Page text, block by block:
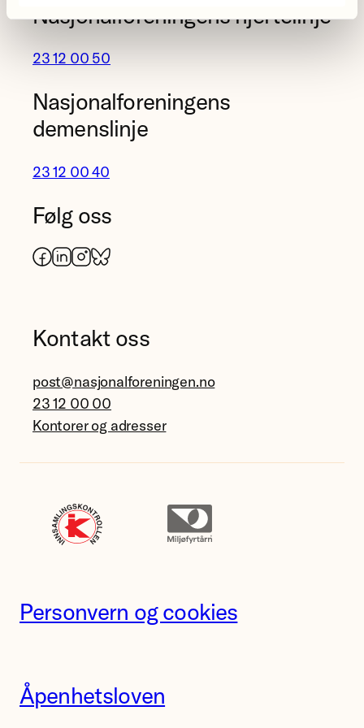
Nasjonalforeningens hjertelinje
23 12 00 50
Nasjonalforeningens
demenslinje
23 12 00 40
Følg oss
Facebook
LinkedIn
Instagram
Bluesky
Kontakt oss
post@nasjonalforeningen.no
23 12 00 00
Kontorer og adresser
Personvern og cookies
Åpenhetsloven